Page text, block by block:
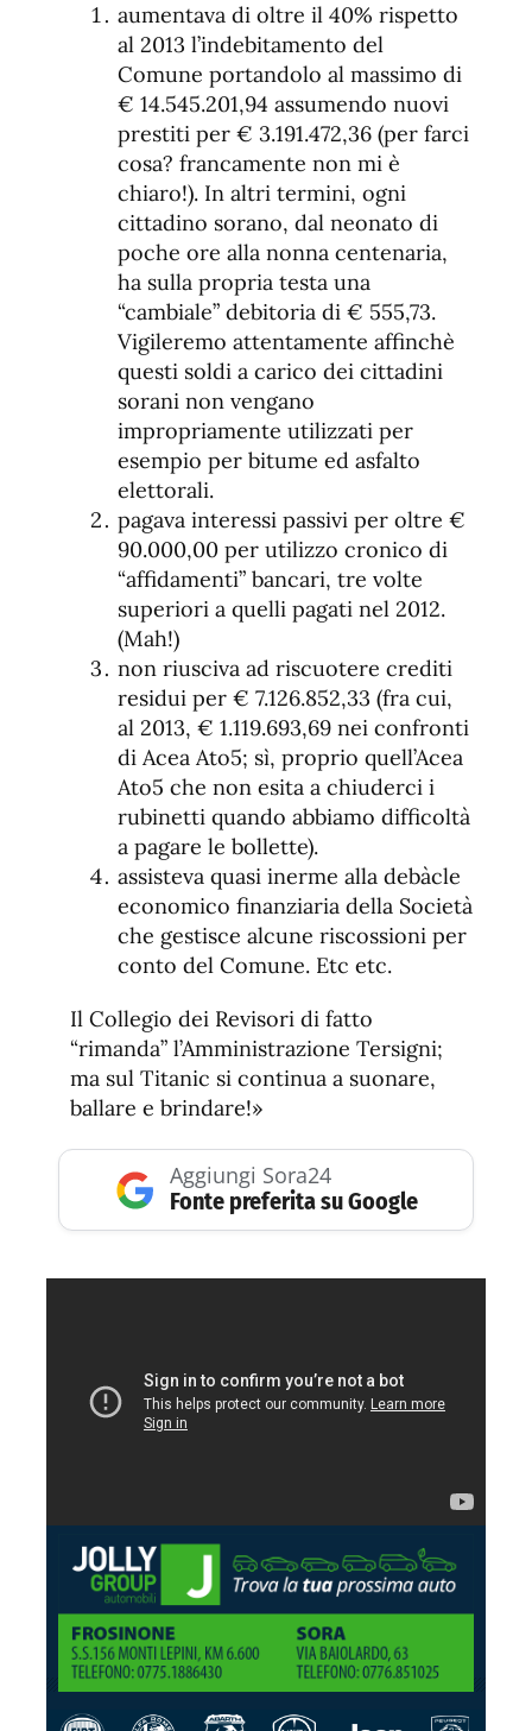
aumentava di oltre il 40% rispetto
al 2013 l’indebitamento del
Comune portandolo al massimo di
€ 14.545.201,94 assumendo nuovi
prestiti per € 3.191.472,36 (per farci
cosa? francamente non mi è
chiaro!). In altri termini, ogni
cittadino sorano, dal neonato di
poche ore alla nonna centenaria,
ha sulla propria testa una
“cambiale” debitoria di € 555,73.
Vigileremo attentamente affinchè
questi soldi a carico dei cittadini
sorani non vengano
impropriamente utilizzati per
esempio per bitume ed asfalto
elettorali.
pagava interessi passivi per oltre €
90.000,00 per utilizzo cronico di
“affidamenti” bancari, tre volte
superiori a quelli pagati nel 2012.
(Mah!)
non riusciva ad riscuotere crediti
residui per € 7.126.852,33 (fra cui,
al 2013, € 1.119.693,69 nei confronti
di Acea Ato5; sì, proprio quell’Acea
Ato5 che non esita a chiuderci i
rubinetti quando abbiamo difficoltà
a pagare le bollette).
assisteva quasi inerme alla debàcle
economico finanziaria della Società
che gestisce alcune riscossioni per
conto del Comune. Etc etc.
Il Collegio dei Revisori di fatto
“rimanda” l’Amministrazione Tersigni;
ma sul Titanic si continua a suonare,
ballare e brindare!»
Aggiungi Sora24
Fonte preferita su Google